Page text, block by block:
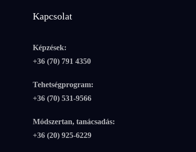
Kapcsolat
Képzések:
+36 (70) 791 4350
Tehetségprogram:
+36 (70) 531-9566
Módszertan, tanácsadás:
+36 (20) 925-6229